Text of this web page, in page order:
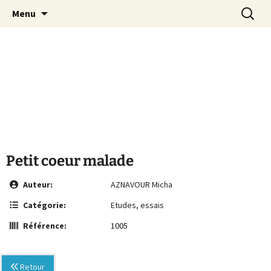
MCA Vienne
Le site de la Maison de la Culture
Arménienne de Vienne
Menu
Petit coeur malade
Auteur:
AZNAVOUR Micha
Catégorie:
Etudes, essais
Référence:
1005
Retour